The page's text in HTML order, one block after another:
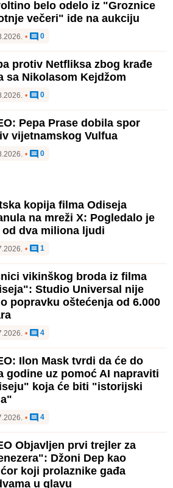
belo odelo iz "Groznice
večeri" ide na aukciju
• 0
protiv Netfliksa zbog krađe
sa Nikolasom Kejdžom
• 0
Pepa Prase dobila spor
vijetnamskog Vulfua
• 0
kopija filma Odiseja
na mreži X: Pogledalo je
od dva miliona ljudi
• 1
vikinškog broda iz filma
Studio Universal nije
popravku oštećenja od 6.000
• 4
Ilon Mask tvrdi da će do
godine uz pomoć AI napraviti
koja će biti "istorijski
• 4
Objavljen prvi trejler za
Džoni Dep kao
koji prolaznike gađa
u glavu